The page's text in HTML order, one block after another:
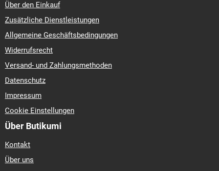
Über den Einkauf
Zusätzliche Dienstleistungen
Allgemeine Geschäftsbedingungen
Widerrufsrecht
Versand- und Zahlungsmethoden
Datenschutz
Impressum
Cookie Einstellungen
Über Butikumi
Kontakt
Über uns